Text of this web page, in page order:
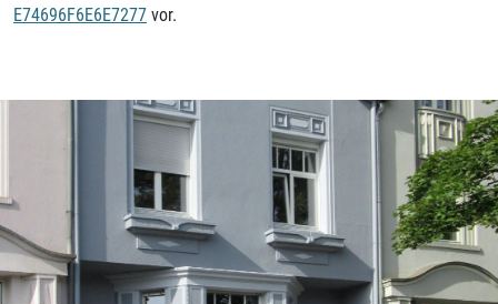
E74696F6E6E7277 vor.